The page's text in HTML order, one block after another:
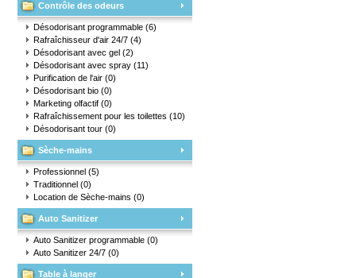
Contrôle des odeurs
Désodorisant programmable (6)
Rafraîchisseur d'air 24/7 (4)
Désodorisant avec gel (2)
Désodorisant avec spray (11)
Purification de l'air (0)
Désodorisant bio (0)
Marketing olfactif (0)
Rafraîchissement pour les toilettes (10)
Désodorisant tour (0)
Sèche-mains
Professionnel (5)
Traditionnel (0)
Location de Sèche-mains (0)
Auto Sanitizer
Auto Sanitizer programmable (0)
Auto Sanitizer 24/7 (0)
Table à langer